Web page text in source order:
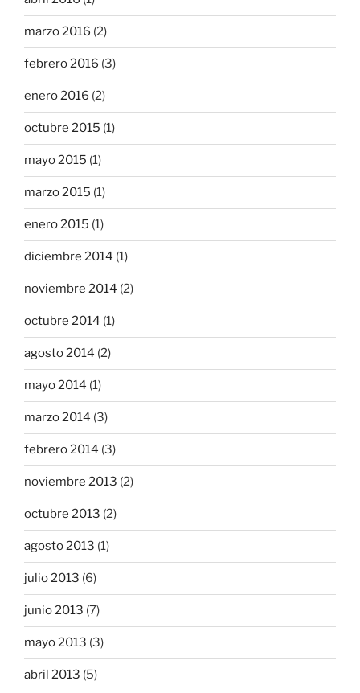
marzo 2016 (2)
febrero 2016 (3)
enero 2016 (2)
octubre 2015 (1)
mayo 2015 (1)
marzo 2015 (1)
enero 2015 (1)
diciembre 2014 (1)
noviembre 2014 (2)
octubre 2014 (1)
agosto 2014 (2)
mayo 2014 (1)
marzo 2014 (3)
febrero 2014 (3)
noviembre 2013 (2)
octubre 2013 (2)
agosto 2013 (1)
julio 2013 (6)
junio 2013 (7)
mayo 2013 (3)
abril 2013 (5)